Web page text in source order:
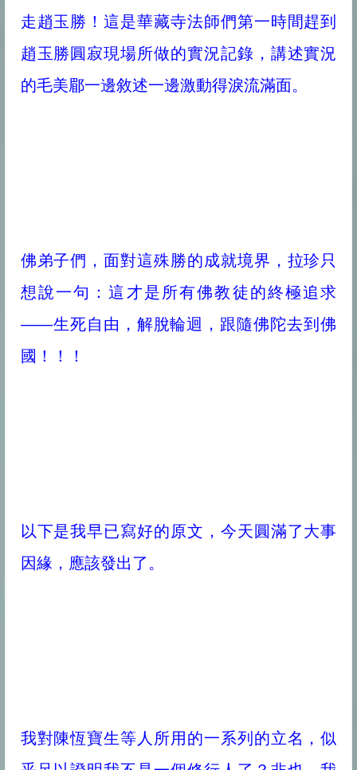
走趙玉勝！這是華藏寺法師們第一時間趕到
趙玉勝圓寂現場所做的實況記錄，講述實況
的毛美郿一邊敘述一邊激動得淚流滿面。
佛弟子們，面對這殊勝的成就境界，拉珍只
想說一句：這才是所有佛教徒的終極追求
——生死自由，解脫輪迴，跟隨佛陀去到佛
國！！！
以下是我早已寫好的原文，今天圓滿了大事
因緣，應該發出了。
我對陳恆寶生等人所用的一系列的立名，似